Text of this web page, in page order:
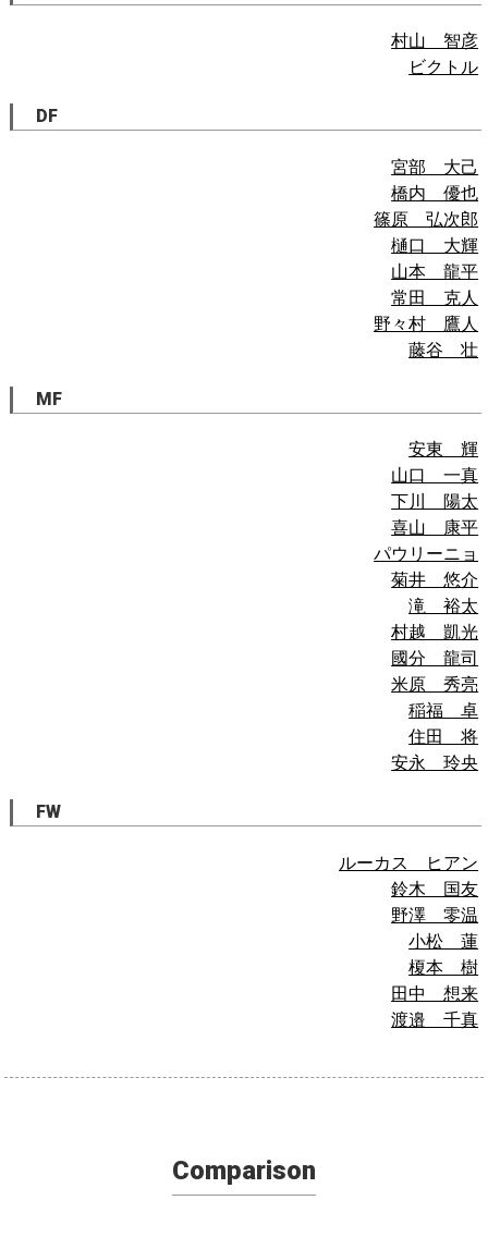
村山 智彦
ビクトル
DF
宮部 大己
橋内 優也
篠原 弘次郎
樋口 大輝
山本 龍平
常田 克人
野々村 鷹人
藤谷 壮
MF
安東 輝
山口 一真
下川 陽太
喜山 康平
パウリーニョ
菊井 悠介
滝 裕太
村越 凱光
國分 龍司
米原 秀亮
稲福 卓
住田 将
安永 玲央
FW
ルーカス ヒアン
鈴木 国友
野澤 零温
小松 蓮
榎本 樹
田中 想来
渡邉 千真
Comparison